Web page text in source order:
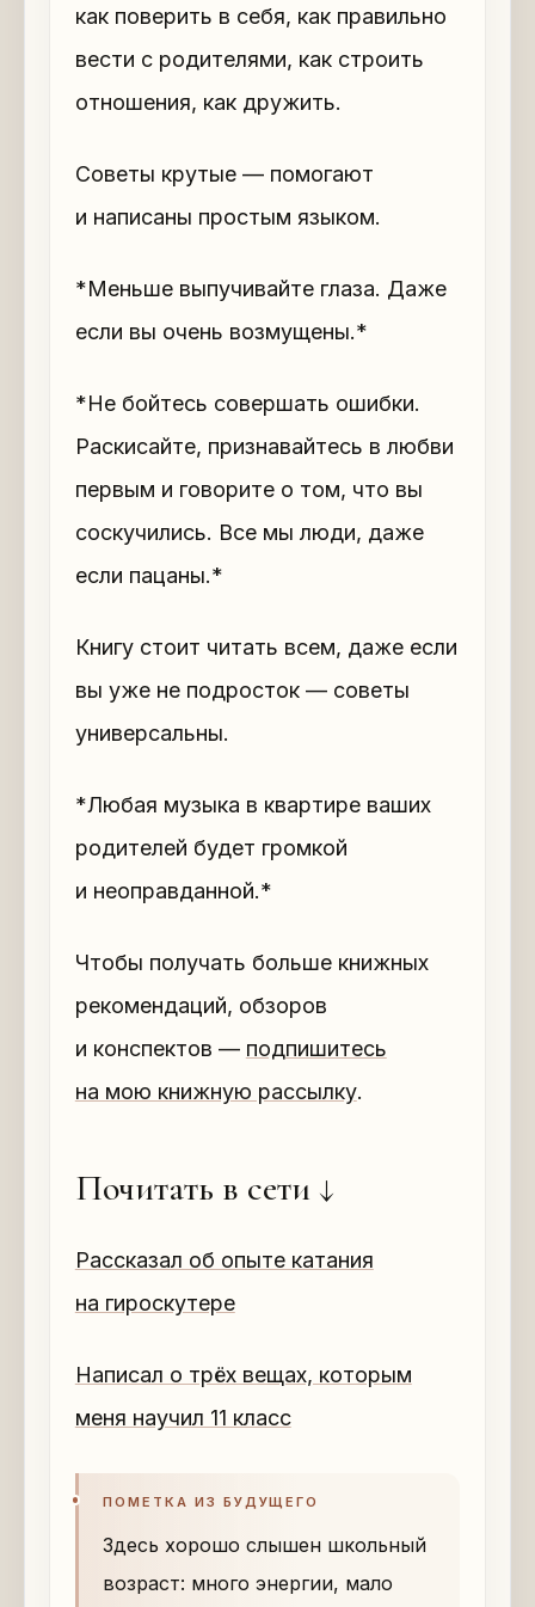
как поверить в себя, как правильно
вести с родителями, как строить
отношения, как дружить.
Советы крутые — помогают
и написаны простым языком.
*Меньше выпучивайте глаза. Даже
если вы очень возмущены.*
*Не бойтесь совершать ошибки.
Раскисайте, признавайтесь в любви
первым и говорите о том, что вы
соскучились. Все мы люди, даже
если пацаны.*
Книгу стоит читать всем, даже если
вы уже не подросток — советы
универсальны.
*Любая музыка в квартире ваших
родителей будет громкой
и неоправданной.*
Чтобы получать больше книжных
рекомендаций, обзоров
и конспектов — подпишитесь
на мою книжную рассылку.
Почитать в сети ↓
Рассказал об опыте катания
на гироскутере
Написал о трёх вещах, которым
меня научил 11 класс
ПОМЕТКА ИЗ БУДУЩЕГО
Здесь хорошо слышен школьный
возраст: много энергии, мало